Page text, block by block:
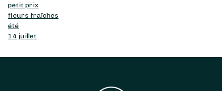
petit prix
fleurs fraîches
été
14 juillet